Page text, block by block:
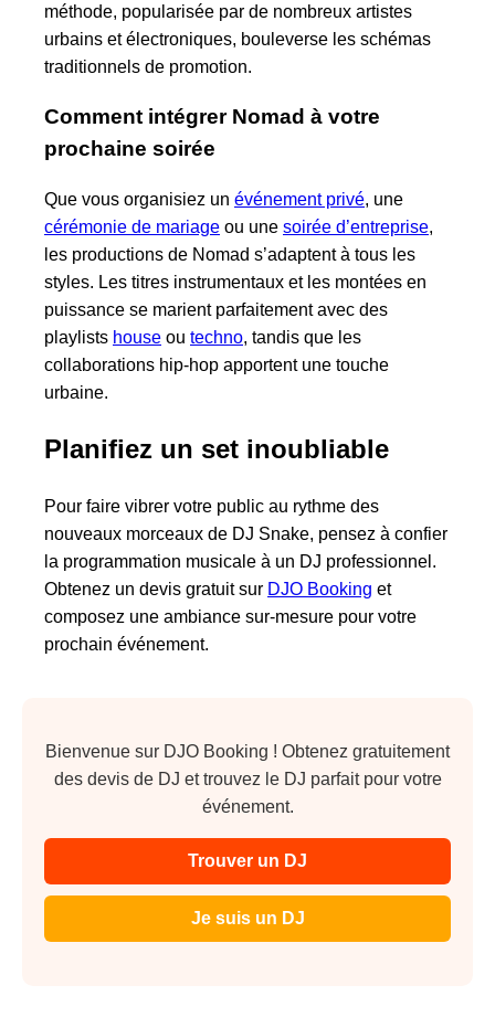
méthode, popularisée par de nombreux artistes
urbains et électroniques, bouleverse les schémas
traditionnels de promotion.
Comment intégrer Nomad à votre
prochaine soirée
Que vous organisiez un événement privé, une
cérémonie de mariage ou une soirée d’entreprise,
les productions de Nomad s’adaptent à tous les
styles. Les titres instrumentaux et les montées en
puissance se marient parfaitement avec des
playlists house ou techno, tandis que les
collaborations hip-hop apportent une touche
urbaine.
Planifiez un set inoubliable
Pour faire vibrer votre public au rythme des
nouveaux morceaux de DJ Snake, pensez à confier
la programmation musicale à un DJ professionnel.
Obtenez un devis gratuit sur DJO Booking et
composez une ambiance sur-mesure pour votre
prochain événement.
Bienvenue sur DJO Booking ! Obtenez gratuitement
des devis de DJ et trouvez le DJ parfait pour votre
événement.
Trouver un DJ
Je suis un DJ